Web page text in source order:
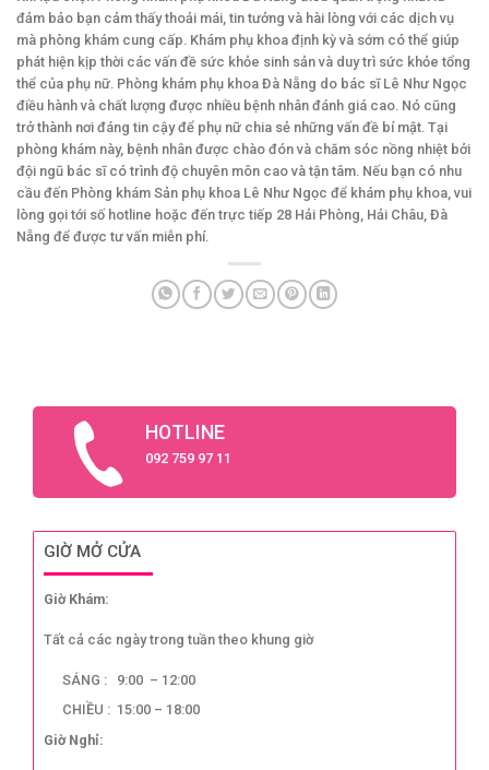
đảm bảo bạn cảm thấy thoải mái, tin tưởng và hài lòng với các dịch vụ
mà phòng khám cung cấp. Khám phụ khoa định kỳ và sớm có thể giúp
phát hiện kịp thời các vấn đề sức khỏe sinh sản và duy trì sức khỏe tổng
thể của phụ nữ. Phòng khám phụ khoa Đà Nẵng do bác sĩ Lê Như Ngọc
điều hành và chất lượng được nhiều bệnh nhân đánh giá cao. Nó cũng
trở thành nơi đáng tin cậy để phụ nữ chia sẻ những vấn đề bí mật. Tại
phòng khám này, bệnh nhân được chào đón và chăm sóc nồng nhiệt bởi
đội ngũ bác sĩ có trình độ chuyên môn cao và tận tâm. Nếu bạn có nhu
cầu đến Phòng khám Sản phụ khoa Lê Như Ngọc để khám phụ khoa, vui
lòng gọi tới số hotline hoặc đến trực tiếp 28 Hải Phòng, Hải Châu, Đà
Nẵng để được tư vấn miễn phí.
HOTLINE
092 759 97 11
GIỜ MỞ CỬA
Giờ Khám:
Tất cả các ngày trong tuần theo khung giờ
SÁNG : 9:00 – 12:00
CHIỀU : 15:00 – 18:00
Giờ Nghỉ: